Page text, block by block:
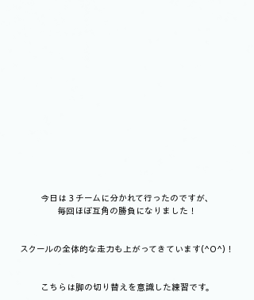
今日は３チームに分かれて行ったのですが、
毎回ほぼ互角の勝負になりました！
スクールの全体的な走力も上がってきています(^O^)！
こちらは脚の切り替えを意識した練習です。